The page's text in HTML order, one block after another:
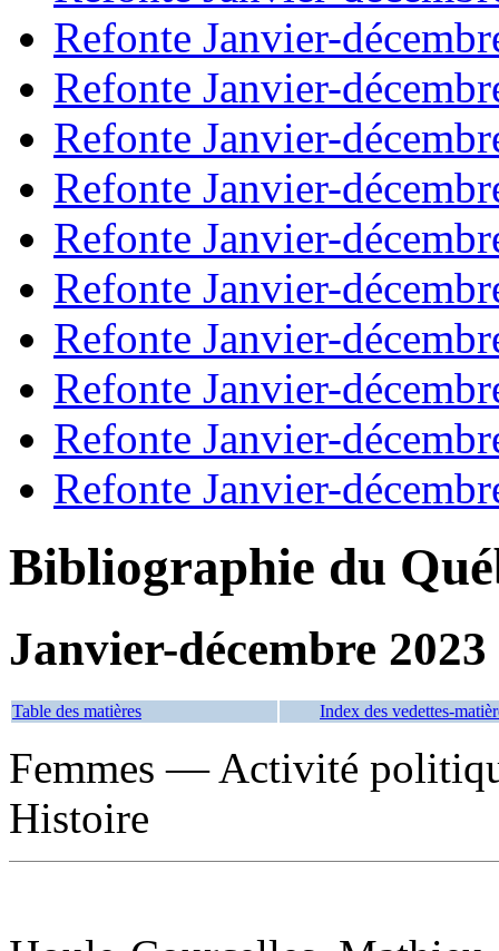
Refonte Janvier-
Refonte Janvier-
Refonte Janvier-
Refonte Janvier-
Refonte Janvier-
Refonte Janvier-
Refonte Janvier-
Refonte Janvier-
Refonte Janvier-
Refonte Janvier-
Bibliographie du
Janvier-décembre 2023
Table des matières Index des vedettes-
Femmes — Activité
Histoire